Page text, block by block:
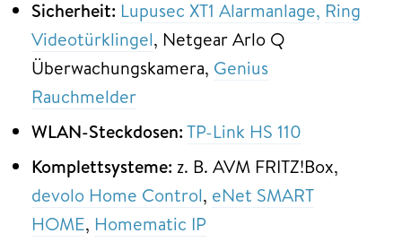
Sicherheit: Lupusec XT1 Alarmanlage, Ring
Videotürklingel, Netgear Arlo Q
Überwachungskamera, Genius
Rauchmelder
WLAN-Steckdosen:TP-Link HS 110
Komplettsysteme: z. B. AVM FRITZ!Box,
devolo Home Control, eNet SMART
HOME, Homematic IP